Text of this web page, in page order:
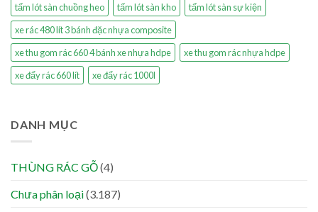
tấm lót sàn chuồng heo
tấm lót sàn kho
tấm lót sàn sự kiện
xe rác 480 lít 3 bánh đặc nhựa composite
xe thu gom rác 660 4 bánh xe nhựa hdpe
xe thu gom rác nhựa hdpe
xe đẩy rác 660 lít
xe đẩy rác 1000l
DANH MỤC
THÙNG RÁC GỖ(4)
Chưa phân loại(3.187)